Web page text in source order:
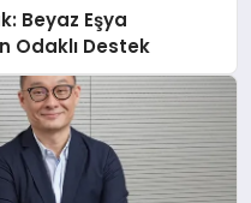
Beyaz Eşya
Odaklı Destek